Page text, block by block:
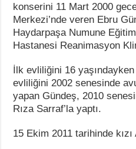
konserini 11 Mart 2000
Merkezi’nde veren Ebru
Haydarpaşa Numune
Hastanesi Reanimasyon
İlk evliliğini 16
evliliğini 2002 senesinde
yapan Gündeş, 2010
Rıza Sarraf’la yaptı.
15 Ekim 2011 tarihinde